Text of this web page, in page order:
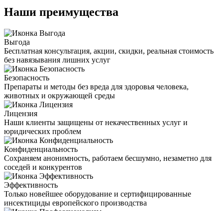
Наши преимущества
Выгода
Бесплатная консультация, акции, скидки, реальная стоимость
без навязывания лишних услуг
Безопасность
Препараты и методы без вреда для здоровья человека,
животных и окружающей среды
Лицензия
Наши клиенты защищены от некачественных услуг и
юридических проблем
Конфиденциальность
Сохраняем анонимность, работаем бесшумно, незаметно для
соседей и конкурентов
Эффективность
Только новейшее оборудование и сертифицированные
инсектициды европейского производства